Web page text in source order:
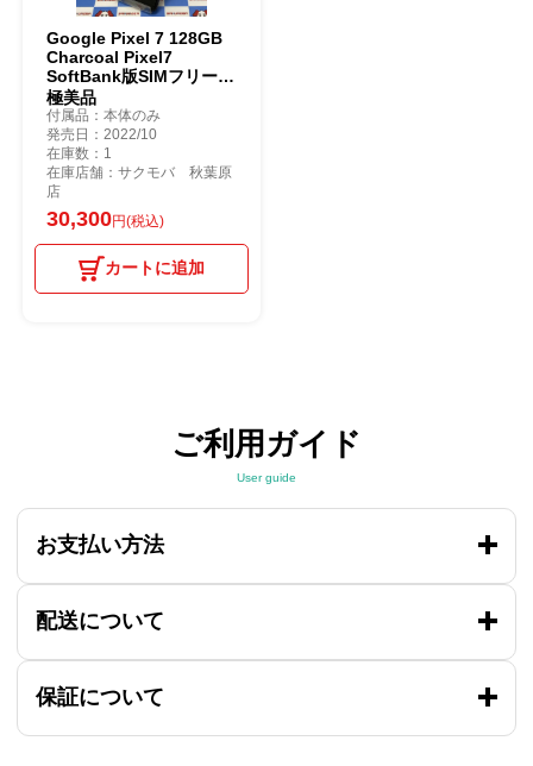
Google Pixel 7 128GB
Charcoal Pixel7
SoftBank版SIMフリー
極美品
付属品：本体のみ
発売日：2022/10
在庫数：1
在庫店舗：サクモバ 秋葉原
店
30,300円(税込)
カートに追加
ご利用ガイド
User guide
お支払い方法
配送について
保証について